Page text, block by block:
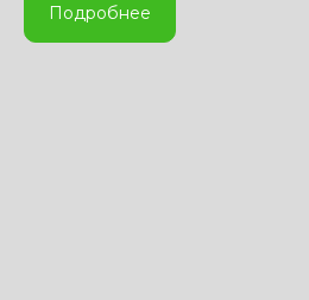
Подробнее